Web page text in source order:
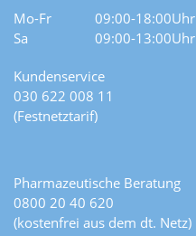
Mo-Fr
09:00-18:00Uhr
Sa
09:00-13:00Uhr
Kundenservice
030 622 008 11
(Festnetztarif)
Pharmazeutische Beratung
0800 20 40 620
(kostenfrei aus dem dt. Netz)